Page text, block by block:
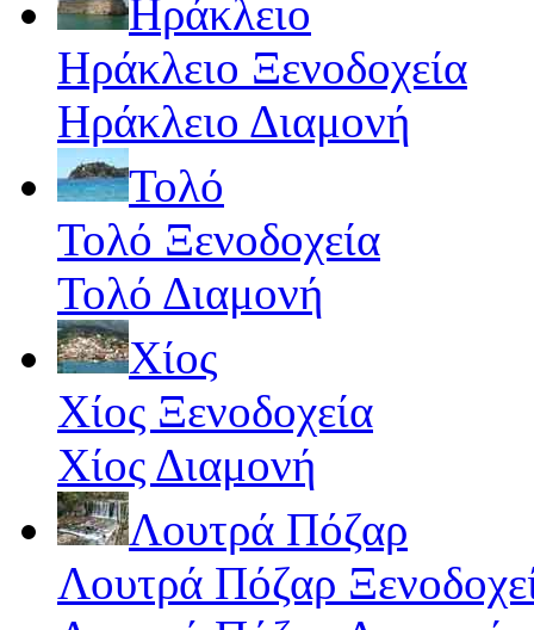
Ηράκλειο
Ηράκλειο Ξενοδοχεία
Ηράκλειο Διαμονή
Τολό
Τολό Ξενοδοχεία
Τολό Διαμονή
Χίος
Χίος Ξενοδοχεία
Χίος Διαμονή
Λουτρά Πόζαρ
Λουτρά Πόζαρ